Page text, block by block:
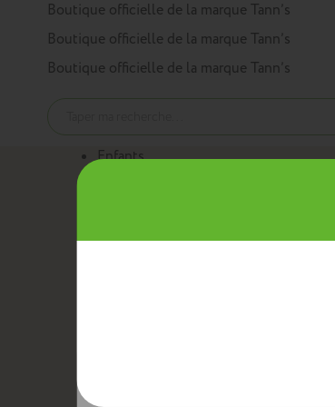
Panneau de gestion des cookies
Boutique officielle de la marque Tann’s
Boutique officielle de la marque Tann’s
Boutique officielle de la marque Tann’s
Enfants
Boîtes à goûterSacs bananesSacs